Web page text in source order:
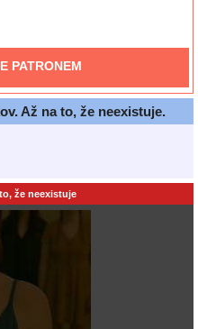
PATRONEM
Až na to, že neexistuje.
že neexistuje